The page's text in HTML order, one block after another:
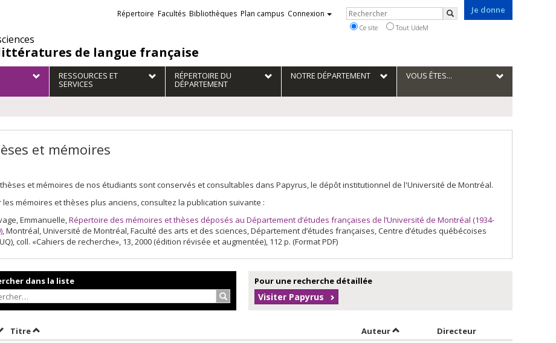
de langue française
Je donne
Liens
externes
Répertoire Facultés Bibliothèques Plan campus Connexion Rechercher
Rechercher
Ce site Tout UdeM
RESSOURCES ET
SERVICES
RÉPERTOIRE DU
DÉPARTEMENT
NOTRE DÉPARTEMENT VOUS ÊTES...
et mémoires
et mémoires de nos étudiants sont conservés et consultables dans Papyrus, le dépôt institutionnel de l'Université de Montréal.
les mémoires et thèses plus anciens, consultez la publication suivante :
Emmanuelle,Répertoire des mémoires et thèses déposés au Département d’études françaises de l’Université de Montréal (1934-
, Montréal, Université de Montréal, Faculté des arts et des sciences, Département d’études françaises, Centre d’études québécoises
coll. «Cahiers de recherche», 13, 2000 (édition révisée et augmentée), 112 p. (Format PDF)
dans la liste
Rechercher…
Pour une recherche détaillée
Visiter Papyrus
par date en ordre croissant
TitreTrier par titre en ordre croissant AuteurTrier par auteur en ordre croissant
Directeur